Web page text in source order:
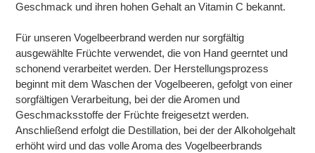
Geschmack und ihren hohen Gehalt an Vitamin C bekannt.
Für unseren Vogelbeerbrand werden nur sorgfältig
ausgewählte Früchte verwendet, die von Hand geerntet und
schonend verarbeitet werden. Der Herstellungsprozess
beginnt mit dem Waschen der Vogelbeeren, gefolgt von einer
sorgfältigen Verarbeitung, bei der die Aromen und
Geschmacksstoffe der Früchte freigesetzt werden.
Anschließend erfolgt die Destillation, bei der der Alkoholgehalt
erhöht wird und das volle Aroma des Vogelbeerbrands